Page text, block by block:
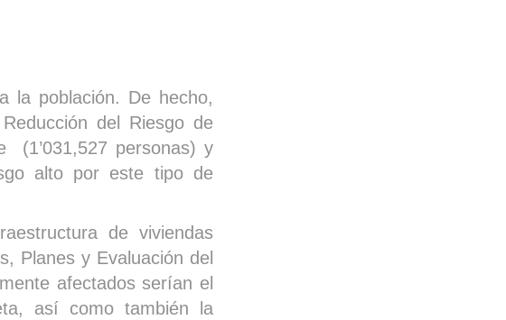
la población. De hecho,
del Riesgo de
(1’031,527 personas) y
alto por este tipo de
de viviendas
Planes y Evaluación del
afectados serían el
así como también la